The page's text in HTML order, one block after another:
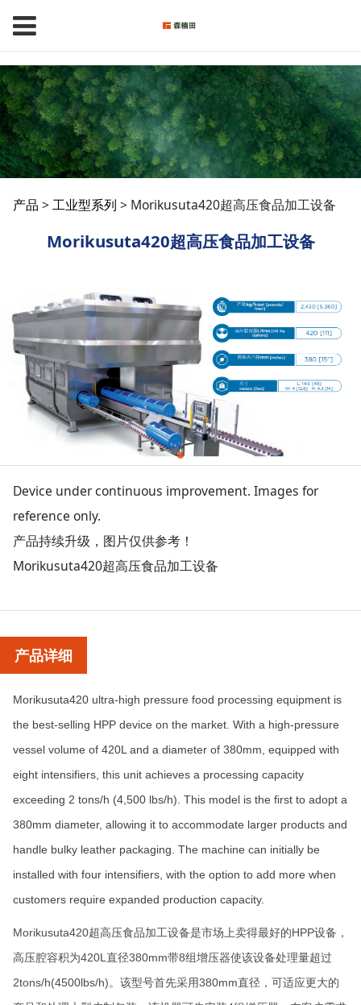
Morikusuta420超高压
食品加工设备
产品 >工业型系列 > Morikusuta420超高压食品加工设备
Morikusuta420超高压食品加工设备
Device under continuous improvement. Images for
reference only.
产品持续升级，图片仅供参考！
Morikusuta420超高压食品加工设备
产品详细
Morikusuta420 ultra-high pressure food processing equipment is
the best-selling HPP device on the market. With a high-pressure
vessel volume of 420L and a diameter of 380mm, equipped with
eight intensifiers, this unit achieves a processing capacity
exceeding 2 tons/h (4,500 lbs/h). This model is the first to adopt a
380mm diameter, allowing it to accommodate larger products and
handle bulky leather packaging. The machine can initially be
installed with four intensifiers, with the option to add more when
customers require expanded production capacity.
Morikusuta420超高压食品加工设备是市场上卖得最好的HPP设备，
高压腔容积为420L直径380mm带8组增压器使该设备处理量超过
2tons/h(4500lbs/h)。该型号首先采用380mm直径，可适应更大的